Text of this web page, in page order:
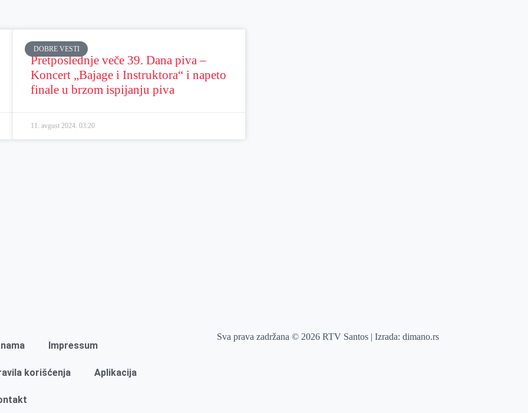
DOBRE VESTI
Pretposlednje veče 39. Dana piva –
Koncert „Bajage i Instruktora“ i napeto
finale u brzom ispijanju piva
11. avgust 2024.03:20
Impressum
korišćenja Aplikacija
Sva prava zadržana © 2026 RTV Santos | Izrada:dimano.rs